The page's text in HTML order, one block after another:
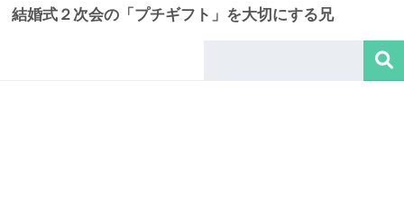
結婚式２次会の「プチギフト」を大切にする兄